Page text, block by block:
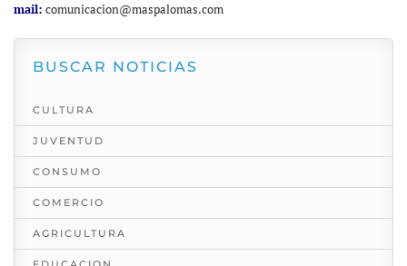
mail: comunicacion@maspalomas.com
BUSCAR NOTICIAS
CULTURA
JUVENTUD
CONSUMO
COMERCIO
AGRICULTURA